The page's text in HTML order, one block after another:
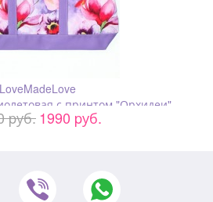
LoveMadeLove
с принтом "Орхидеи"
pуб.1990 pуб.